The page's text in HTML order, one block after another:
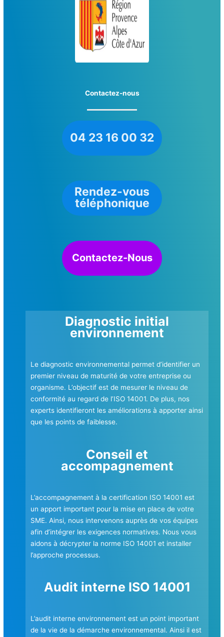
Contactez-nous
04 23 16 00 32
Rendez-vous
téléphonique
Contactez-Nous
Diagnostic initial
environnement
Le diagnostic environnemental permet d’identifier un
premier niveau de maturité de votre entreprise ou
organisme. L’objectif est de mesurer le niveau de
conformité au regard de l’ISO 14001. De plus, nos
experts identifieront les améliorations à apporter ainsi
que les points de faiblesse.
Conseil et
accompagnement
L’accompagnement à la certification ISO 14001 est
un apport important pour la mise en place de votre
SME. Ainsi, nous intervenons auprès de vos équipes
afin d’intégrer les exigences normatives. Nous vous
aidons à décrypter la norme ISO 14001 et installer
l’approche processus.
Audit interne ISO 14001
L’audit interne environnement est un point important
de la vie de la démarche environnemental. Ainsi il est